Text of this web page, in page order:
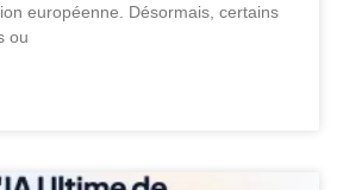
européenne. Désormais, certains
ou